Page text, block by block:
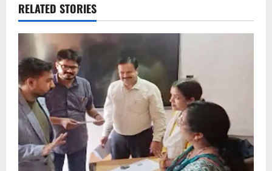
v
i
g
a
t
i
RELATED STORIES